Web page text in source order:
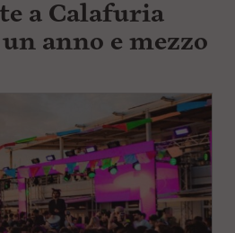
a Calafuria
anno e mezzo